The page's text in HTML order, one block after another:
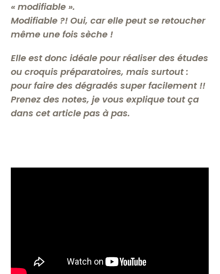
« modifiable ».
Modifiable ?! Oui, car elle peut se retoucher
même une fois sèche !
Elle est donc idéale pour réaliser des études
ou croquis préparatoires, mais surtout :
pour faire des dégradés super facilement !!
Prenez des notes, je vous explique tout ça
dans cet article pas à pas.